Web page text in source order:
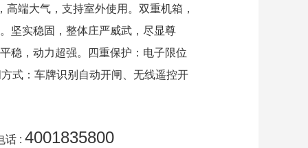
端大气，支持室外使用。双重机箱，
坚实稳固，整体庄严威武，尽显尊
稳，动力超强。四重保护：电子限位
式：车牌识别自动开闸、无线遥控开
话 : 4001835800